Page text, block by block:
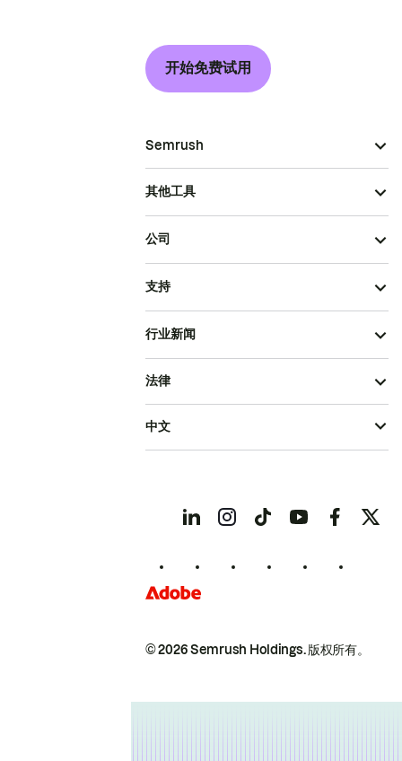
开始免费试用
Semrush
其他工具
公司
支持
行业新闻
© 2026 Semrush Holdings.版权所有。
法律
中文